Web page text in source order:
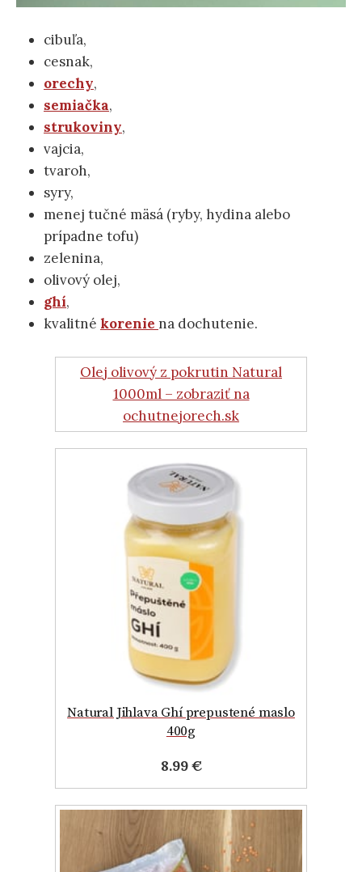
cibuľa,
cesnak,
orechy,
semiačka,
strukoviny,
vajcia,
tvaroh,
syry,
menej tučné mäsá (ryby, hydina alebo
prípadne tofu)
zelenina,
olivový olej,
ghí,
kvalitné korenie na dochutenie.
Olej olivový z pokrutin Natural
1000ml – zobraziť na
ochutnejorech.sk
Natural Jihlava Ghí prepustené maslo
400g
8.99 €